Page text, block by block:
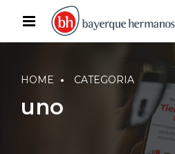
HOME CATEGORIA
uno